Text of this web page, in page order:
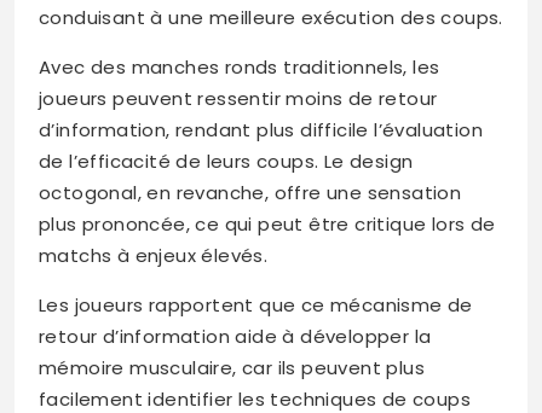
conduisant à une meilleure exécution des coups.
Avec des manches ronds traditionnels, les
joueurs peuvent ressentir moins de retour
d’information, rendant plus difficile l’évaluation
de l’efficacité de leurs coups. Le design
octogonal, en revanche, offre une sensation
plus prononcée, ce qui peut être critique lors de
matchs à enjeux élevés.
Les joueurs rapportent que ce mécanisme de
retour d’information aide à développer la
mémoire musculaire, car ils peuvent plus
facilement identifier les techniques de coups